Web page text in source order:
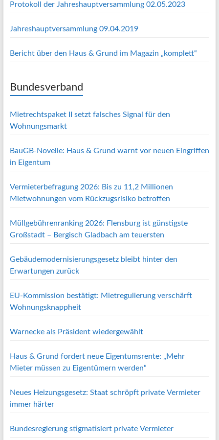
Protokoll der Jahreshauptversammlung 02.05.2023
Jahreshauptversammlung 09.04.2019
Bericht über den Haus & Grund im Magazin „komplett“
Bundesverband
Mietrechtspaket II setzt falsches Signal für den
Wohnungsmarkt
BauGB-Novelle: Haus & Grund warnt vor neuen Eingriffen
in Eigentum
Vermieterbefragung 2026: Bis zu 11,2 Millionen
Mietwohnungen vom Rückzugsrisiko betroffen
Müllgebührenranking 2026: Flensburg ist günstigste
Großstadt – Bergisch Gladbach am teuersten
Gebäudemodernisierungsgesetz bleibt hinter den
Erwartungen zurück
EU-Kommission bestätigt: Mietregulierung verschärft
Wohnungsknappheit
Warnecke als Präsident wiedergewählt
Haus & Grund fordert neue Eigentumsrente: „Mehr
Mieter müssen zu Eigentümern werden“
Neues Heizungsgesetz: Staat schröpft private Vermieter
immer härter
Bundesregierung stigmatisiert private Vermieter